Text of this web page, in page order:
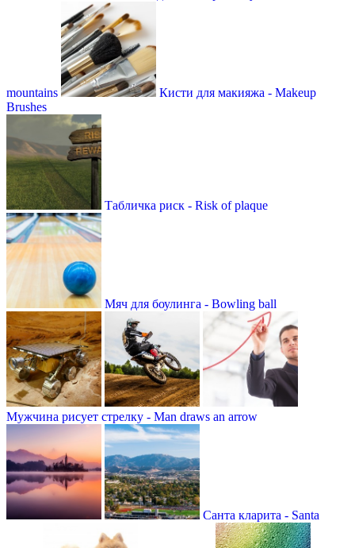
mountains
Кисти для макияжа - Makeup
Brushes
Табличка риск - Risk of plaque
Мяч для боулинга - Bowling ball
Мужчина рисует стрелку - Man draws an arrow
Санта кларита - Santa